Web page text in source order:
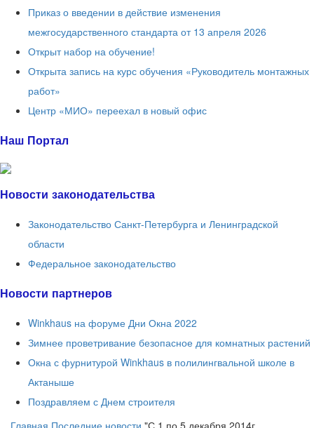
Приказ о введении в действие изменения
межгосударственного стандарта от 13 апреля 2026
Открыт набор на обучение!
Открыта запись на курс обучения «Руководитель монтажных
работ»
Центр «МИО» переехал в новый офис
Наш Портал
Новости законодательства
Законодательство Санкт-Петербурга и Ленинградской
области
Федеральное законодательство
Новости партнеров
Winkhaus на форуме Дни Окна 2022
Зимнее проветривание безопасное для комнатных растений
Окна с фурнитурой Winkhaus в полилингвальной школе в
Актаныше
Поздравляем с Днем строителя